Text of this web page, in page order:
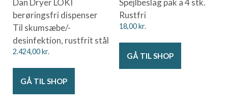
berøringsfri dispenser
Til skumsæbe/-
desinfektion, rustfrit stål
2.424,00kr.
GÅ TIL SHOP
Rustfri
18,00kr.
GÅ TIL SHOP